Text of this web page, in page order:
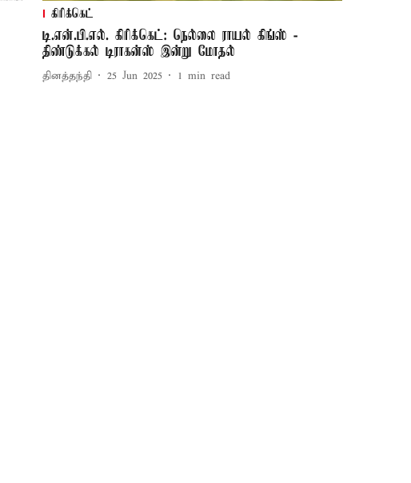
கிரிக்கெட்
டி.என்.பி.எல். கிரிக்கெட்: நெல்லை ராயல் கிங்ஸ் -
திண்டுக்கல் டிராகன்ஸ் இன்று மோதல்
தினத்தந்தி 25 Jun 2025 1 min read